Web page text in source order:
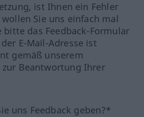
ist Ihnen ein Fehler
Sie uns einfach mal
bitte das Feedback-Formular
E-Mail-Adresse ist
gemäß unserem
zur Beantwortung Ihrer
uns Feedback geben?*